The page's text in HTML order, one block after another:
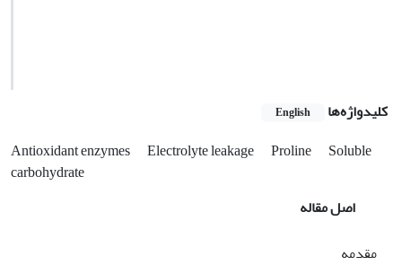
کلیدواژه‌ها English
Antioxidant enzymes Electrolyte leakage Proline
Soluble
carbohydrate
اصل مقاله
مقدمه